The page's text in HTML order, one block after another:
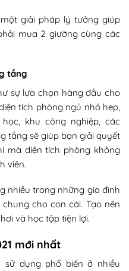
giải pháp lý tưởng giúp
mua 2 giường cùng các
tầng
sự lựa chọn hàng đầu cho
tích phòng ngủ nhỏ hẹp,
khu công nghiệp, các
tầng sẽ giúp bạn giải quyết
mà diện tích phòng không
viên.
nhiều trong những gia đình
cho con cái. Tạo nên
và học tập tiện lợi.
mới nhất
sử dụng phổ biến ở nhiều